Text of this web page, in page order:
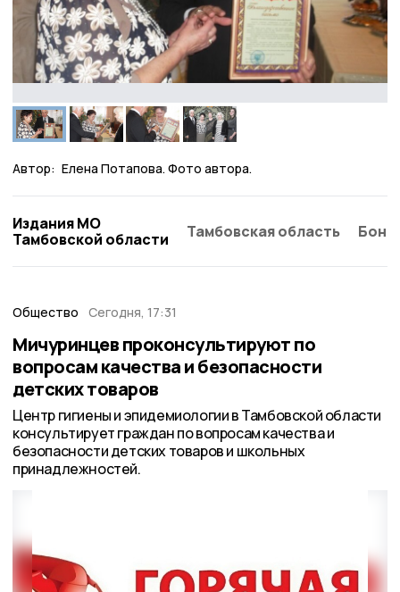
Автор: Елена Потапова. Фото автора.
Издания МО
Тамбовской области
Тамбовская область
Общество Сегодня, 17:31
Мичуринцев проконсультируют по
вопросам качества и безопасности
детских товаров
Центр гигиены и эпидемиологии в Тамбовской области
консультирует граждан по вопросам качества и
безопасности детских товаров и школьных
принадлежностей.